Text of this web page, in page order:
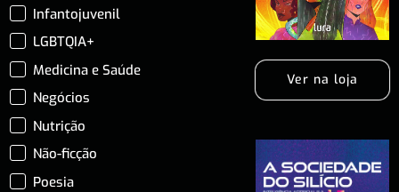
Infantojuvenil
LGBTQIA+
Medicina e Saúde
Negócios
Nutrição
Não-ficção
Poesia
Ver na loja